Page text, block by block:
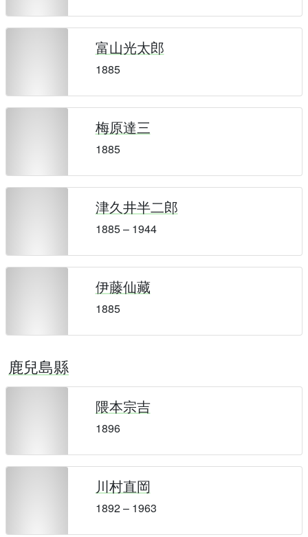
富山光太郎
1885
梅原達三
1885
津久井半二郎
1885 – 1944
伊藤仙藏
1885
鹿兒島縣
隈本宗吉
1896
川村直岡
1892 – 1963